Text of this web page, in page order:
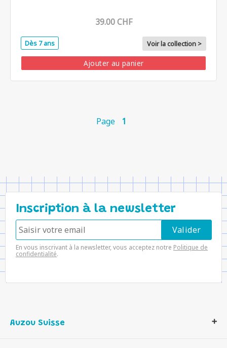
39.00 CHF
Dès 7 ans Voir la collection >
Ajouter au panier
Page 1
Inscription à la newsletter
En vous inscrivant à la newsletter, vous acceptez notre Politique de
confidentialité.
Auzou Suisse